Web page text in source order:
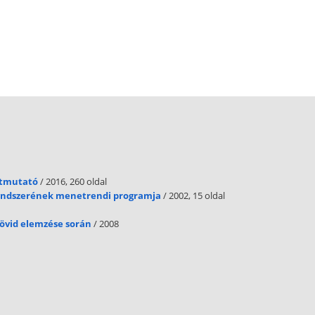
/ 2016, 260 oldal
menetrendi programja / 2002, 15 oldal
elemzése során / 2008